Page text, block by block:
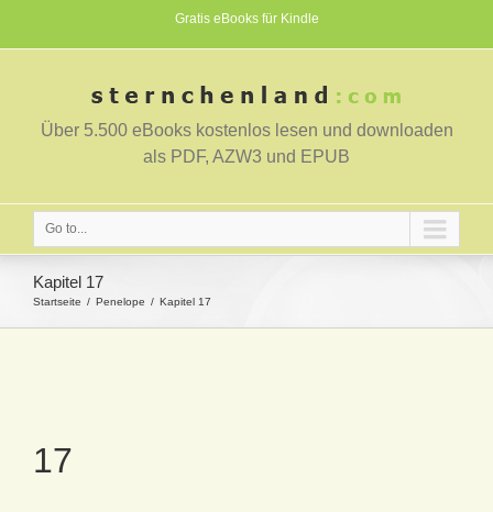
Gratis eBooks für Kindle
Über 5.500 eBooks kostenlos lesen und downloaden
als PDF, AZW3 und EPUB
Go to...
Kapitel 17
Startseite Penelope Kapitel 17
17